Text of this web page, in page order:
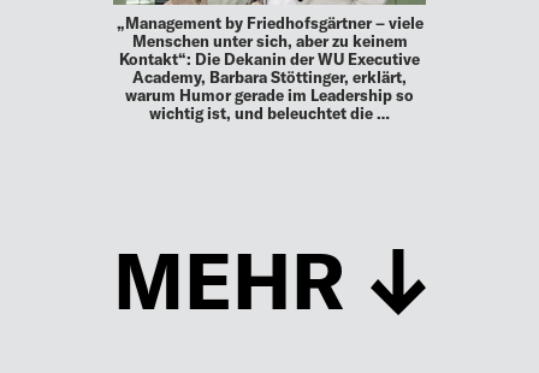
„Management by Friedhofsgärtner – viele
Menschen unter sich, aber zu keinem
Kontakt“: Die Dekanin der WU Executive
Academy, Barbara Stöttinger, erklärt,
warum Humor gerade im Leadership so
wichtig ist, und beleuchtet die …
MEHR